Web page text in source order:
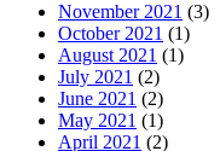
November 2021 (3)
October 2021 (1)
August 2021 (1)
July 2021 (2)
June 2021 (2)
May 2021 (1)
April 2021 (2)